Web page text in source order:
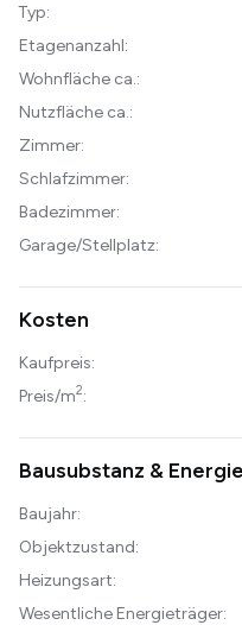
Typ:
Etagenanzahl:
Wohnfläche ca.:
Nutzfläche ca.:
Zimmer:
Schlafzimmer:
Badezimmer:
Garage/Stellplatz:
Kosten
Kaufpreis:
Preis/m2:
Bausubstanz &
Baujahr:
Objektzustand:
Heizungsart:
Wesentliche Energieträger: